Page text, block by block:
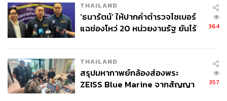
ถึงแม้จะเป็นคนขี้เบื่อ แต่บางครั้งความซ้ำซากจำเจก็กลาย
เป็นสิ่งที่ชอบได้ จูเนียร์บอกเราว่าไปร้านนี้กี่ทีกี่ทีก็กินแต่เมนู
มาก ๆ บ่อยจนที่ร้านจำได้ แค่ผมเดินเข้าไปนั่งเฉย ๆ ไม่ต้องสั่ง
อะไร เขาก็จะเอาชุดเดิมมาเสิร์ฟให้ทุกครั้ง”ไม่ง่ายเลยที่เรา
จะค้นพบรสถูกปากร้านรู้ใจ และไม่ยากเลยที่เราจะตามรอย
ไปอร่อยกันบ้าง
THAILAND
‘ธนารัตน์’ ให้ปากคำตำรวจไซเบอร์
แฉช่องโหว่ 20 หน่วยงานรัฐ ยันไร้
364
THAILAND
สรุปมหากาพย์กล้องส่องพระ
ZEISS Blue Marine จากสัญญา
357